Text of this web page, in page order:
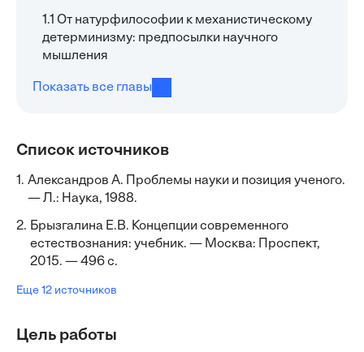
1.1 От натурфилософии к механистическому
детерминизму: предпосылки научного
мышления
Показать все главы
Список источников
1. Александров А. Проблемы науки и позиция ученого.
— Л.: Наука, 1988.
2. Брызгалина Е.В. Концепции современного
естествознания: учебник. — Москва: Проспект,
2015. — 496 с.
Еще 12 источников
Цель работы